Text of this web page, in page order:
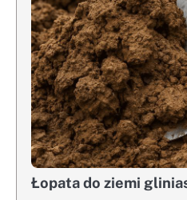
Łopata do ziemi